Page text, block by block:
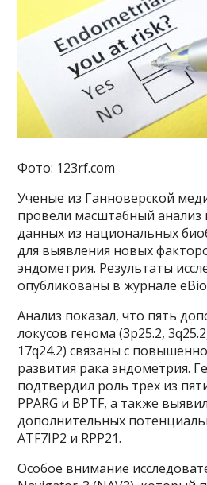
Фото: 123rf.com
Ученые из Ганноверской
провели масштабный анализ
данных из национальных
для выявления новых
эндометрия. Результаты
опубликованы в журнале
Анализ показал, что пять
локусов генома (3p25.2,
17q24.2) связаны с
развития рака эндометрия.
подтвердил роль трех из
PPARG и BPTF, а также
дополнительных
ATF7IP2 и RPP21.
Особое внимание